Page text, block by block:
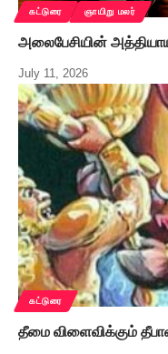
கட்டுரை ஞாயிறு மலர்
அலைபேசியின்
July 11, 2026
கட்டுரை
தீமை விளைவிக்கும்